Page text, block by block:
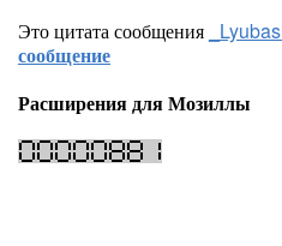
Это цитата сообщения
сообщение
Расширения для Мозиллы